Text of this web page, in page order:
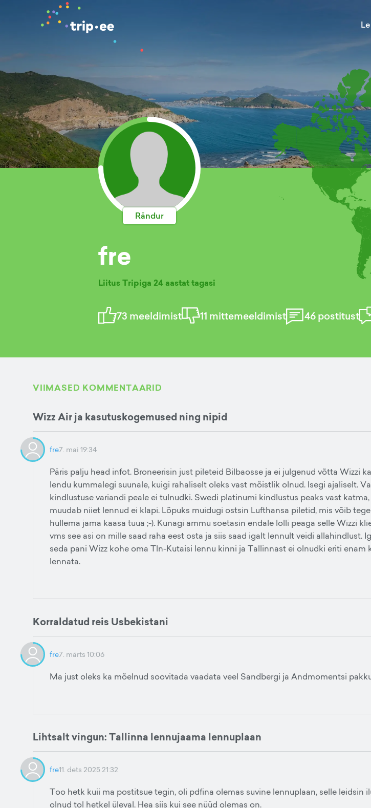
Rändur
fre
Liitus Tripiga 24 aastat tagasi
73 meeldimist 11 mittemeeldimist 46postitust
VIIMASED KOMMENTAARID
Wizz Air ja kasutuskogemused ning nipid
fre7. mai 19:34
Päris palju head infot. Broneerisin just pileteid Bilbaosse ja ei julgenud võtta Wizzi
lendu kummalegi suunale, kuigi rahaliselt oleks vast mõistlik olnud. Isegi ajaliselt.
kindlustuse variandi peale ei tulnudki. Swedi platinumi kindlustus peaks vast katma,
muudab niiet lennud ei klapi. Lõpuks muidugi ostsin Lufthansa piletid, mis võib
hullema jama kaasa tuua ;-). Kunagi ammu soetasin endale lolli peaga selle Wizzi
vms see asi on mille saad raha eest osta ja siis saad igalt lennult veidi allahindlust.
seda pani Wizz kohe oma Tln-Kutaisi lennu kinni ja Tallinnast ei olnudki eriti enam
lennata.
Korraldatud reis Usbekistani
fre7. märts 10:06
Ma just oleks ka mõelnud soovitada vaadata veel Sandbergi ja Andmomentsi
Lihtsalt vingun: Tallinna lennujaama lennuplaan
fre11. dets 2025 21:32
Too hetk kuii ma postitsue tegin, oli pdfina olemas suvine lennuplaan, selle leidsin
olnud tol hetkel üleval. Hea siis kui see nüüd olemas on.